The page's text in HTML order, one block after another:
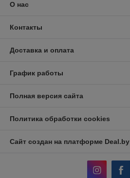
О нас
Контакты
Доставка и оплата
График работы
Полная версия сайта
Политика обработки cookies
Сайт создан на платформе Deal.by